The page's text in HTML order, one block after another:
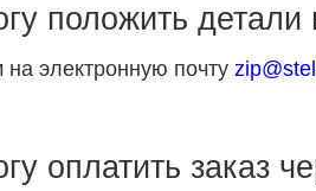
положить детали
на электронную почту
оплатить заказ